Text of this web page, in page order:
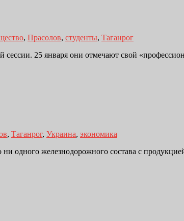
, Прасолов, студенты, Таганрог
сессии. 25 января они отмечают свой
, Таганрог, Украина, экономика
одного железнодорожного состава с